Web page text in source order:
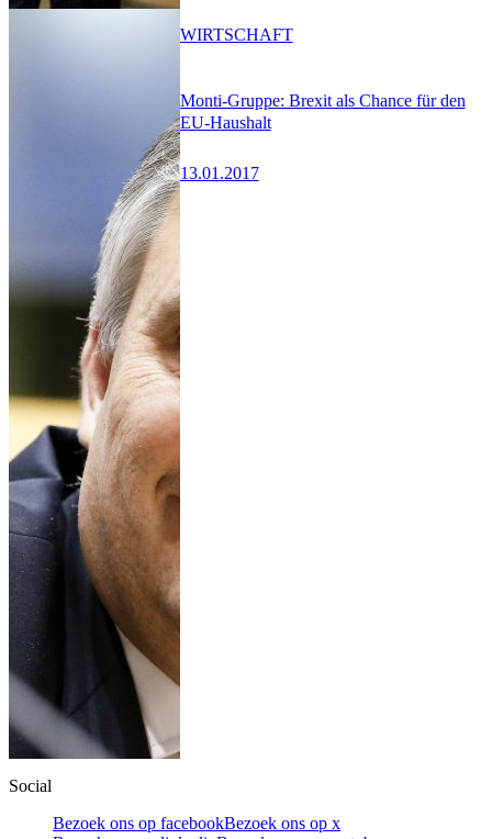
Monti-Gruppe: Brexit als Chance für den
EU-Haushalt
13.01.2017
WIRTSCHAFT
Social
Bezoek ons op facebookBezoek ons op x